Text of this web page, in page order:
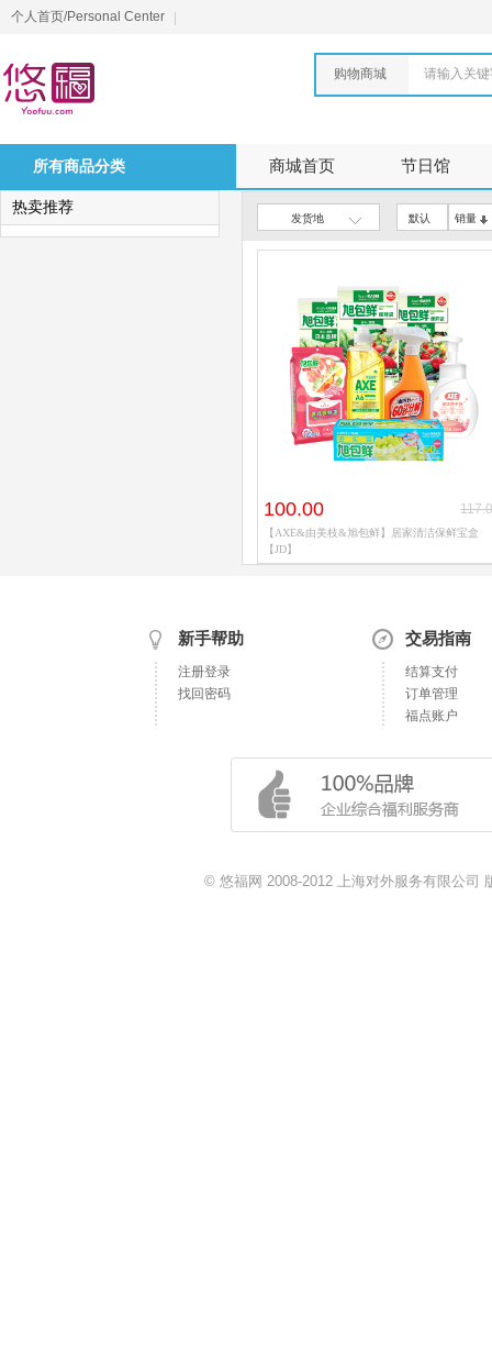
个人首页/Personal Center
购物商城 请输入关
所有商品分类 商城首页 节日馆
热卖推荐
发货地 默认 销量
100.00
【AXE&由美枝&旭包鲜】居家清洁保鲜宝盒
【JD】
新手帮助
注册登录
找回密码
交易指南
结算支付
订单管理
福点账户
© 悠福网 2008-2012 上海对外服务有限公司